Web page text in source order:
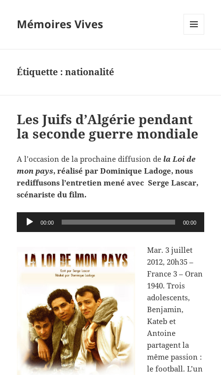
Mémoires Vives
Étiquette :nationalité
Les Juifs d’Algérie pendant
la seconde guerre mondiale
A l’occasion de la prochaine diffusion dela Loi de
mon pays, réalisé par Dominique Ladoge, nous
rediffusons l’entretien mené avec Serge Lascar,
scénariste du film.
Lecteur
audio
00:00 00:00
Mar. 3 juillet
2012, 20h35 –
France 3 – Oran
1940. Trois
adolescents,
Benjamin,
Kateb et
Antoine
partagent la
même passion :
le football. L’un